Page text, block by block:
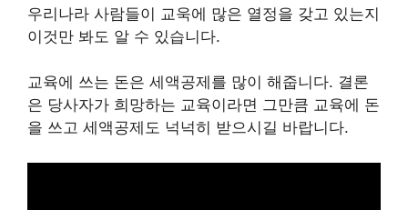
우리나라 사람들이 교욱에 많은 열정을 갖고 있는지
이것만 봐도 알 수 있습니다.
교육에 쓰는 돈은 세액공제를 많이 해줍니다. 결론
은 당사자가 희망하는 교육이라면 그만큼 교육에 돈
을 쓰고 세액공제도 넉넉히 받으시길 바랍니다.